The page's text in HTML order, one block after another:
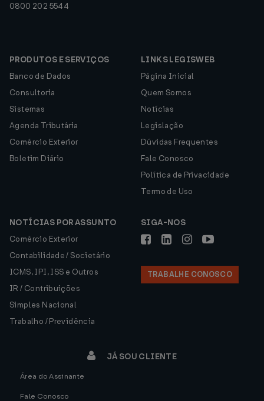
0800 202 5544
PRODUTOS E SERVIÇOS
Banco de Dados
Consultoria
Sistemas
Agenda Tributária
Comércio Exterior
Boletim Diário
LINKS LEGISWEB
Página Inicial
Quem Somos
Notícias
Legislação
Dúvidas Frequentes
Fale Conosco
Política de Privacidade
Termo de Uso
NOTÍCIAS POR ASSUNTO
Comércio Exterior
Contabilidade / Societário
ICMS, IPI, ISS e Outros
IR / Contribuições
Simples Nacional
Trabalho / Previdência
SIGA-NOS
TRABALHE CONOSCO
JÁ SOU CLIENTE
Área do Assinante
Fale Conosco